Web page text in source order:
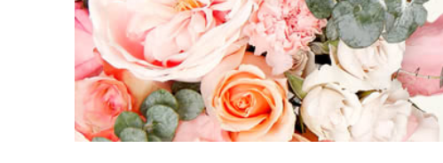
Розы поштучно
5 роз
7 роз
11 роз
15 роз
Монобукеты
Разноцветные
Эксклюзивные букеты
Смешанные
Хризантемы
Эустома